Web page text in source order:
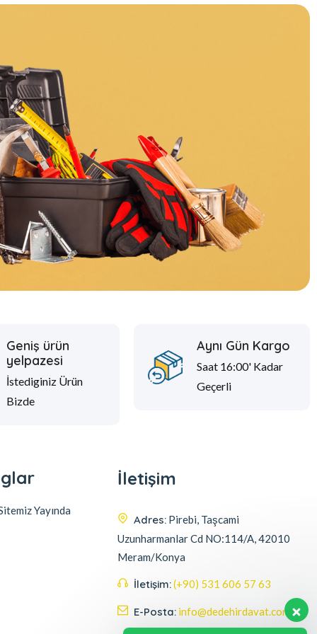
Geniş ürün
yelpazesi
İstediginiz Ürün
Bizde
Aynı Gün Kargo
Saat 16:00' Kadar
Geçerli
Yayında
İletişim
Adres: Pirebi, Taşcami
Uzunharmanlar Cd NO:114/A, 42010
Meram/Konya
İletişim:(+90) 531 606 57 63
E-Posta: info@dedehirdavat.com